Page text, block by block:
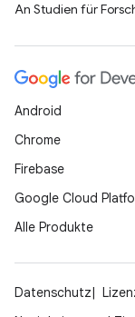
An Studien für
Android
Chrome
Firebase
Google Cloud
Alle Produkte
Datenschutz